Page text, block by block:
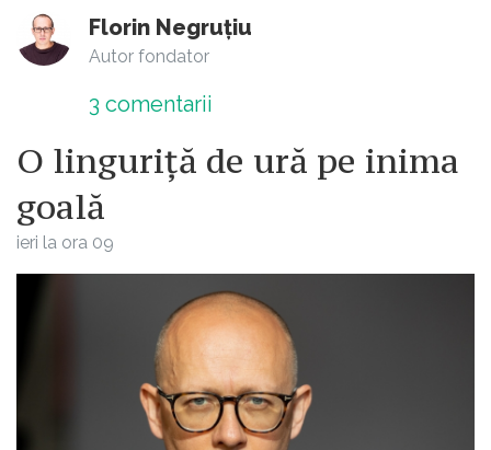
Florin Negruțiu
Autor fondator
3 comentarii
O linguriță de ură pe inima
goală
ieri la ora 09